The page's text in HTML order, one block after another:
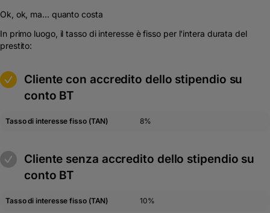
Ok, ok, ma... quanto costa
In primo luogo, il tasso di interesse è fisso per l'intera durata del
prestito:
m Cliente con accredito dello stipendio su
conto BT
Tasso di interesse fisso (TAN) 8%
m Cliente senza accredito dello stipendio su
conto BT
Tasso di interesse fisso (TAN) 10%